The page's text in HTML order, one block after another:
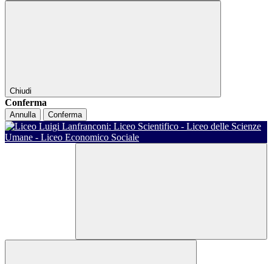
Chiudi
Conferma
Annulla Conferma